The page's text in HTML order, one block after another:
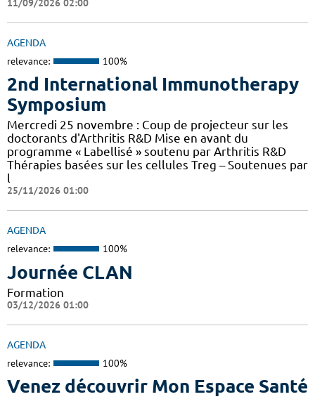
11/09/2026 02:00
AGENDA
relevance: 100%
2nd International Immunotherapy
Symposium
Mercredi 25 novembre : Coup de projecteur sur les
doctorants d'Arthritis R&D Mise en avant du
programme « Labellisé » soutenu par Arthritis R&D
Thérapies basées sur les cellules Treg – Soutenues par
l
25/11/2026 01:00
AGENDA
relevance: 100%
Journée CLAN
Formation
03/12/2026 01:00
AGENDA
relevance: 100%
Venez découvrir Mon Espace Santé